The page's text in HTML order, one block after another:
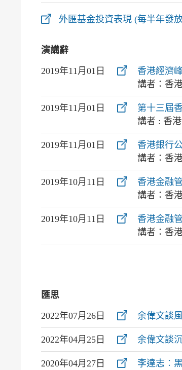
外匯基金投資表現 (每半年發
演講辭
2019年11月01日
香港經濟
講者：香
2019年11月01日
第十三屆
講者 : 香
2019年11月01日
香港銀行
講者：香
2019年10月11日
香港金融
講者：香
2019年10月11日
香港金融
講者：香
匯思
2022年07月26日 余偉文談
2022年04月25日 余偉文談
2020年04月27日 李達志︰